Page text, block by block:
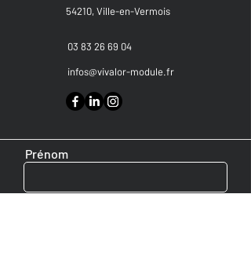
54210, Ville-en-Vermois
03 83 26 69 04
infos@vivalor-module.fr
Prénom